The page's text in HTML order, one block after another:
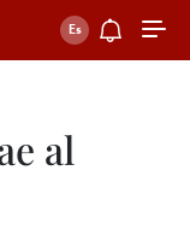
al